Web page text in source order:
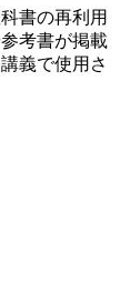
書の再利用
考書が掲載
義で使用さ